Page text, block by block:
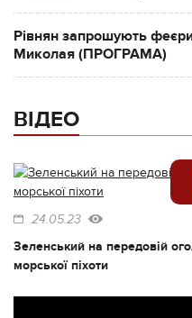
Рівнян запрошують
Миколая (ПРОГРАМА)
ВІДЕО
24.05.23
Зеленський на передовій
морської піхоти